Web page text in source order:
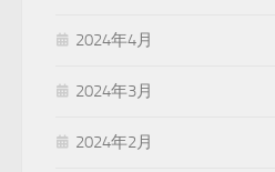
2024年4月
2024年3月
2024年2月